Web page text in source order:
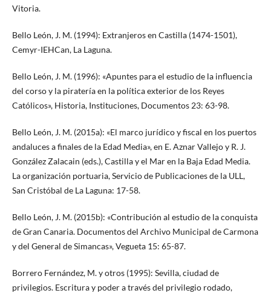
Vitoria.
Bello León, J. M. (1994): Extranjeros en Castilla (1474-1501),
Cemyr-IEHCan, La Laguna.
Bello León, J. M. (1996): «Apuntes para el estudio de la influencia
del corso y la piratería en la política exterior de los Reyes
Católicos», Historia, Instituciones, Documentos 23: 63-98.
Bello León, J. M. (2015a): «El marco jurídico y fiscal en los puertos
andaluces a finales de la Edad Media», en E. Aznar Vallejo y R. J.
González Zalacain (eds.), Castilla y el Mar en la Baja Edad Media.
La organización portuaria, Servicio de Publicaciones de la ULL,
San Cristóbal de La Laguna: 17-58.
Bello León, J. M. (2015b): «Contribución al estudio de la conquista
de Gran Canaria. Documentos del Archivo Municipal de Carmona
y del General de Simancas», Vegueta 15: 65-87.
Borrero Fernández, M. y otros (1995): Sevilla, ciudad de
privilegios. Escritura y poder a través del privilegio rodado,